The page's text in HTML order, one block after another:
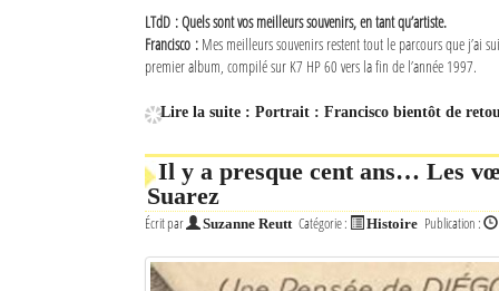
LTdD : Quels sont vos meilleurs souvenirs, en tant qu’artiste.
Francisco : Mes meilleurs souvenirs restent tout le parcours que j’ai
premier album, compilé sur K7 HP 60 vers la fin de l’année 1997.
Lire la suite : Portrait : Francisco bientôt de
Il y a presque cent ans… Les
Suarez
Écrit par Suzanne Reutt Catégorie : Histoire Publication :